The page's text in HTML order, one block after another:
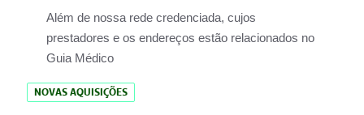
Além de nossa rede credenciada, cujos
prestadores e os endereços estão relacionados no
Guia Médico
NOVAS AQUISIÇÕES